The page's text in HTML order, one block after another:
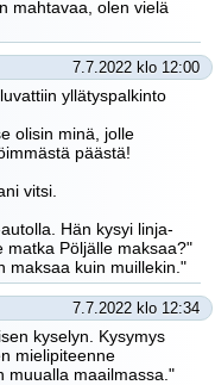
mahtavaa, olen vielä
7.7.2022 klo 12:00
yllätyspalkinto
olisin minä, jolle
päästä!
vitsi.
Hän kysyi linja-
matka Pöljälle maksaa?"
maksaa kuin muillekin."
7.7.2022 klo 12:34
kyselyn. Kysymys
mielipiteenne
muualla maailmassa."